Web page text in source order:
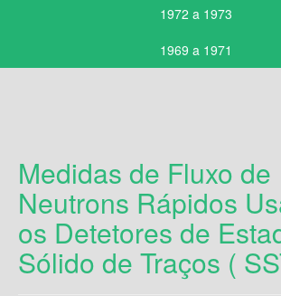
1972 a 1973
1969 a 1971
Medidas de Fluxo de
Neutrons Rápidos
os Detetores de
Sólido de Traços (